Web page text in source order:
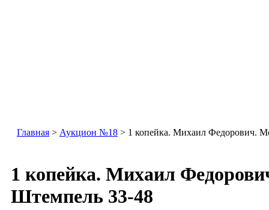
Главная > Аукцион №18 > 1 копейка. Михаил Федорович.
1 копейка. Михаил
Штемпель 33-48